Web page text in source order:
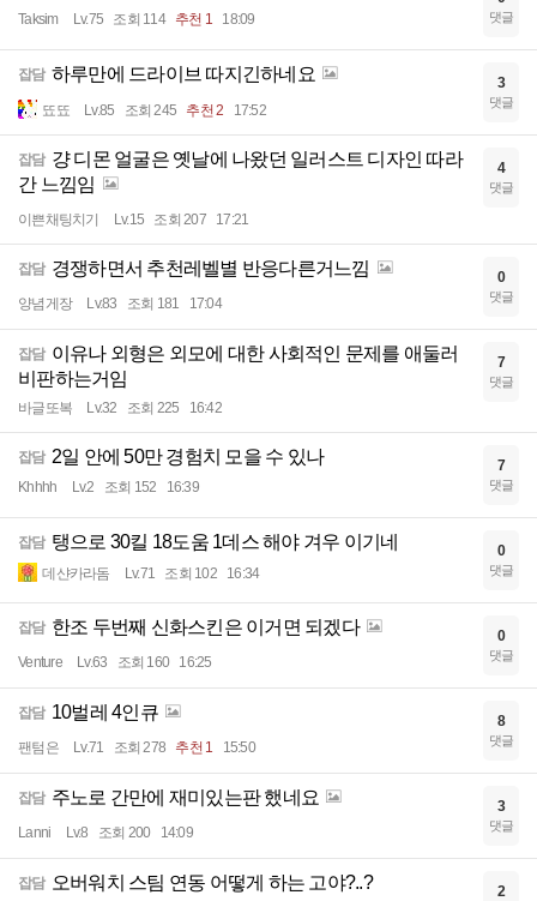
Taksim Lv.75 조회 114 추천 1 18:09 댓글
잡담 하루만에 드라이브 따지긴하네요
뚀뚀 Lv.85 조회 245 추천 2 17:52
3
댓글
잡담 걍 디몬 얼굴은 옛날에 나왔던 일러스트 디자인 따라
간 느낌임
이쁜채팅치기 Lv.15 조회 207 17:21
4
댓글
잡담 경쟁하면서 추천레벨별 반응다른거느낌
양념게장 Lv.83 조회 181 17:04
0
댓글
잡담 이유나 외형은 외모에 대한 사회적인 문제를 애둘러
비판하는거임
바글또복 Lv.32 조회 225 16:42
7
댓글
잡담 2일 안에 50만 경험치 모을 수 있나
Khhhh Lv.2 조회 152 16:39
7
댓글
잡담 탱으로 30킬 18도움 1데스 해야 겨우 이기네
데샨카라돔 Lv.71 조회 102 16:34
0
댓글
잡담 한조 두번째 신화스킨은 이거면 되겠다
Venture Lv.63 조회 160 16:25
0
댓글
잡담 10벌레 4인큐
팬텀은 Lv.71 조회 278 추천 1 15:50
8
댓글
잡담 주노로 간만에 재미있는판 했네요
Lanni Lv.8 조회 200 14:09
3
댓글
잡담 오버워치 스팀 연동 어떻게 하는 고야?..? 2